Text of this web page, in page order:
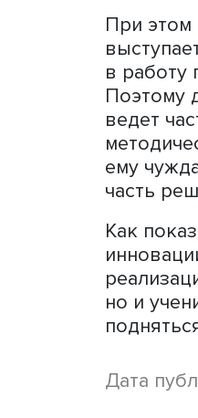
Такой
счет.
их
Он
рамки